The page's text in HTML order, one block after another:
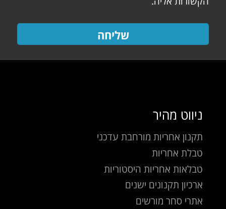
שליחה
ניווט מהיר
תקנון אחריות מורחבת עדכני
טבלת אחריות
טבלאות אחריות היסטוריות
ארכיון תקנונים ישנים
אתרי סחר מורשים